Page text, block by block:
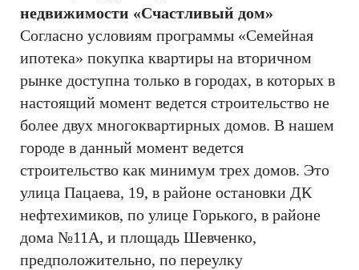
недвижимости «Счастливый дом»
Согласно условиям программы «Семейная
ипотека» покупка квартиры на вторичном
рынке доступна только в городах, в которых в
настоящий момент ведется строительство не
более двух многоквартирных домов. В нашем
городе в данный момент ведется
строительство как минимум трех домов. Это
улица Пацаева, 19, в районе остановки ДК
нефтехимиков, по улице Горького, в районе
дома №11А, и площадь Шевченко,
предположительно, по переулку